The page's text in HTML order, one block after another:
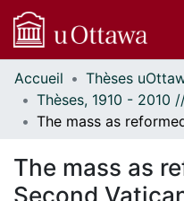
Communautés
et collections
Parcourir
À propos
Accueil
The mass as
Second